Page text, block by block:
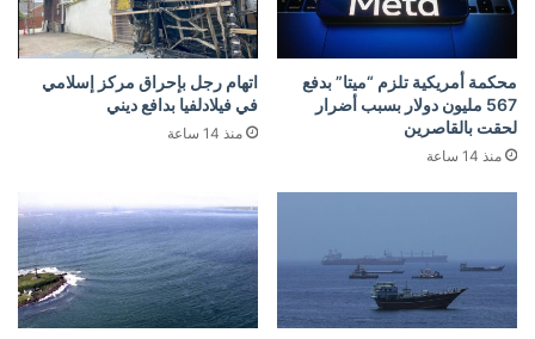
محكمة أمريكية تلزم “ميتا” بدفع
567 مليون دولار بسبب أضرار
لحقت بالقاصرين
منذ 14 ساعة
اتهام رجل بإحراق مركز إسلامي
في فيلادلفيا بدافع ديني
منذ 14 ساعة